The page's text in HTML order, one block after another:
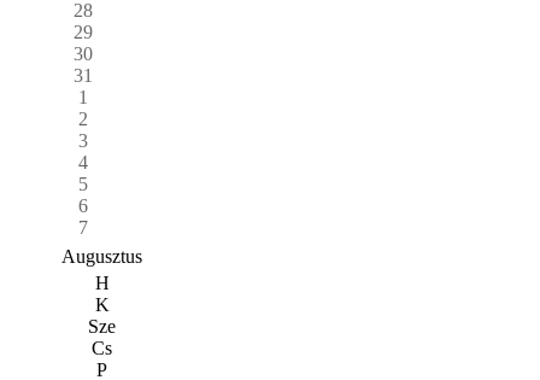
28
29
30
31
1
2
3
4
5
6
7
Augusztus
H
K
Sze
Cs
P